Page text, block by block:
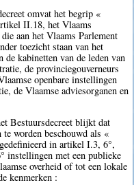
omvat het begrip «
II.18, het Vlaams
aan het Vlaams Parlement
toezicht staan van het
de kabinetten van de leden van
de provinciegouverneurs
openbare instellingen
de Vlaamse adviesorganen en
Bestuursdecreet blijkt dat
worden beschouwd als «
in artikel I.3, 6°,
instellingen met een publieke
overheid of tot een lokale
kenmerken :